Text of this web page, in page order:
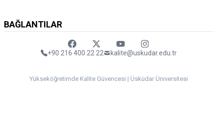
BAĞLANTILAR
FaceebokTwitterYoutubeInstagram
+90 216 400 22 22 kalite@uskudar.edu.tr
Yükseköğretimde Kalite Güvencesi | Üsküdar Üniversitesi